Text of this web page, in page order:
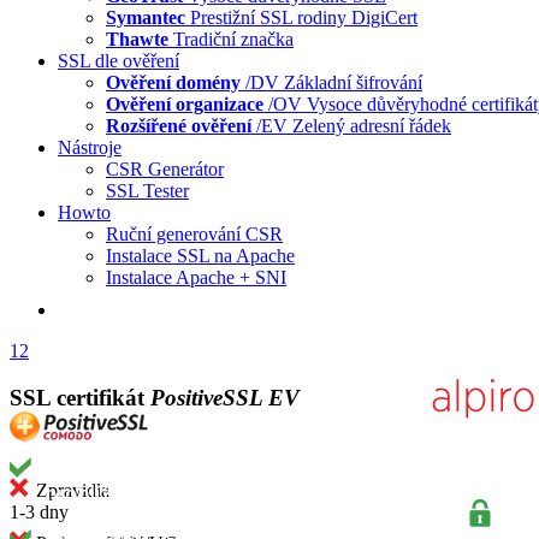
Symantec Prestižní SSL rodiny DigiCert
Thawte Tradiční značka
SSL dle ověření
Ověření domény /DV Základní šifrování
Ověření organizace /OV Vysoce důvěryhodné
Rozšířené ověření/EV Zelený adresní řádek
Nástroje
CSR Generátor
SSL Tester
Howto
Ruční generování CSR
Instalace SSL na Apache
Instalace Apache + SNI
1 2
SSL certifikát PositiveSSL EV
Zpravidla
1-3 dny